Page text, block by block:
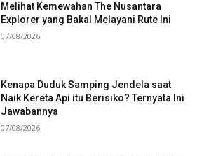
Melihat Kemewahan The Nusantara
Explorer yang Bakal Melayani Rute Ini
07/08/2026
Kenapa Duduk Samping Jendela saat
Naik Kereta Api itu Berisiko? Ternyata Ini
Jawabannya
07/08/2026